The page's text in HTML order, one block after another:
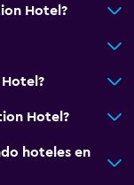
Hotel?
Hotel?
hoteles en